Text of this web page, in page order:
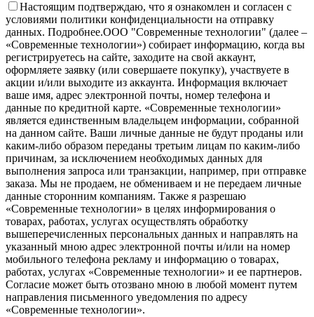
Настоящим подтверждаю, что я ознакомлен и согласен с
условиями политики конфиденциальности на отправку
данных. Подробнее.OOO "Современные технологии" (далее –
«Современные технологии») собирает информацию, когда вы
регистрируетесь на сайте, заходите на свой аккаунт,
оформляете заявку (или совершаете покупку), участвуете в
акции и/или выходите из аккаунта. Информация включает
ваше имя, адрес электронной почты, номер телефона и
данные по кредитной карте. «Современные технологии»
является единственным владельцем информации, собранной
на данном сайте. Ваши личные данные не будут проданы или
каким-либо образом переданы третьим лицам по каким-либо
причинам, за исключением необходимых данных для
выполнения запроса или транзакции, например, при отправке
заказа. Мы не продаем, не обмениваем и не передаем личные
данные сторонним компаниям. Также я разрешаю
«Современные технологии» в целях информирования о
товарах, работах, услугах осуществлять обработку
вышеперечисленных персональных данных и направлять на
указанный мною адрес электронной почты и/или на номер
мобильного телефона рекламу и информацию о товарах,
работах, услугах «Современные технологии» и ее партнеров.
Согласие может быть отозвано мною в любой момент путем
направления письменного уведомления по адресу
«Современные технологии».